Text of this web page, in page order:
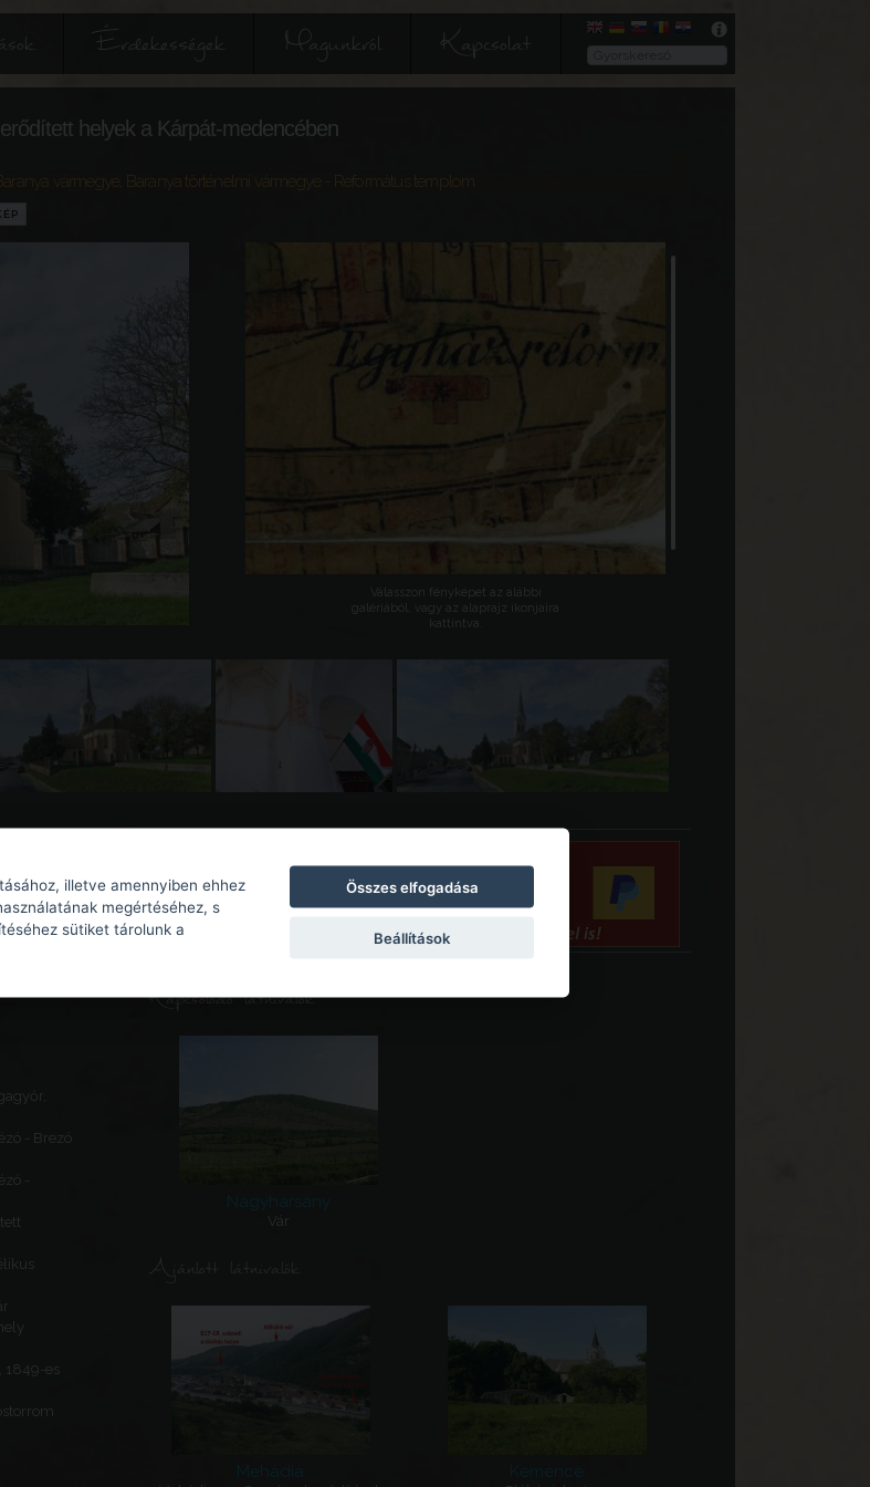
Érdekességek Magunkról Kapcsolat
helyek a Kárpát-medencében
Baranya vármegye Baranya történelmi vármegye - Református templom
Válasszon fényképet az alábbi
galériából, vagy az alaprajz ikonjaira
kattintva.
- Brezó
-
1849-es
Kapcsolódó látnivalók
Nagyharsány
Vár
Ajánlott látnivalók
Mehádia Kemence
illetve amennyiben ehhez
megértéséhez, s
sütiket tárolunk a
Összes elfogadása
Beállítások